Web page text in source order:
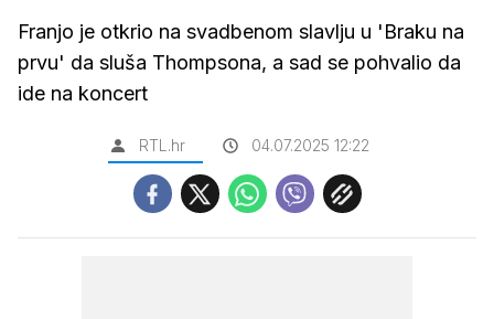
Franjo je otkrio na svadbenom slavlju u 'Braku na
prvu' da sluša Thompsona, a sad se pohvalio da
ide na koncert
RTL.hr 04.07.2025 12:22